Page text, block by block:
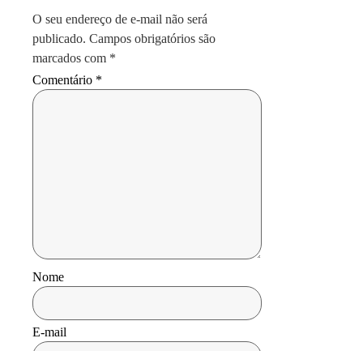
O seu endereço de e-mail não será
publicado. Campos obrigatórios são
marcados com *
Comentário *
Nome
E-mail